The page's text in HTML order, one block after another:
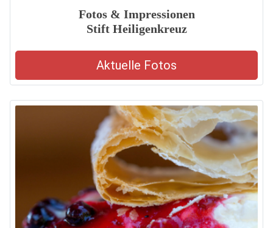
Fotos & Impressionen
Stift Heiligenkreuz
Aktuelle Fotos